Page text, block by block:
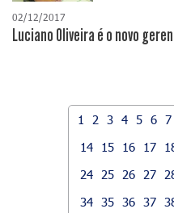
02/12/2017
Luciano Oliveira é o novo
1 2 3 4 5 6 7
14
15 16 17
24
25 26 27
34 35 36 37